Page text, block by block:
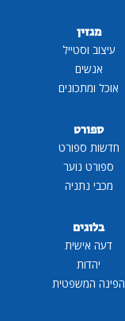
מגזין
עיצוב וסטייל
אנשים
אוכל ומתכונים
ספורט
חדשות ספורט
ספורט נוער
מכבי נתניה
בלוגים
דעה אישית
יהדות
הפינה המשפטית